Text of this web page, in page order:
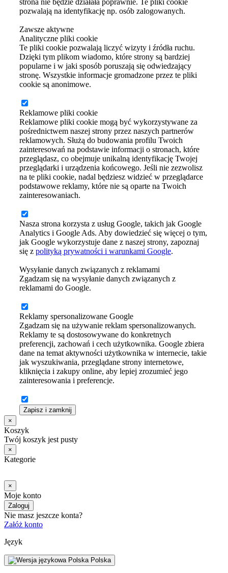
pozwalają na identyfikację np. osób zalogowanych.
Zawsze aktywne
Analityczne pliki cookie
Te pliki cookie pozwalają liczyć wizyty i źródła ruchu.
Dzięki tym plikom wiadomo, które strony są bardziej
popularne i w jaki sposób poruszają się odwiedzający
stronę. Wszystkie informacje gromadzone przez te pliki
cookie są anonimowe.
Reklamowe pliki cookie
Reklamowe pliki cookie mogą być wykorzystywane za
pośrednictwem naszej strony przez naszych partnerów
reklamowych. Służą do budowania profilu Twoich
zainteresowań na podstawie informacji o stronach, które
przeglądasz, co obejmuje unikalną identyfikację Twojej
przeglądarki i urządzenia końcowego. Jeśli nie zezwolisz
na te pliki cookie, nadal będziesz widzieć w przeglądarce
podstawowe reklamy, które nie są oparte na Twoich
zainteresowaniach.
Nasza strona korzysta z usług Google, takich jak Google
Analytics i Google Ads. Aby dowiedzieć się więcej o tym,
jak Google wykorzystuje dane z naszej strony, zapoznaj
się z polityką prywatności i warunkami Google.
Wysyłanie danych związanych z reklamami
Zgadzam się na wysyłanie danych związanych z
reklamami do Google.
Reklamy spersonalizowane Google
Zgadzam się na używanie reklam spersonalizowanych.
Reklamy te są dostosowywane do konkretnych
preferencji, zachowań i cech użytkownika. Google zbiera
dane na temat aktywności użytkownika w internecie, takie
jak wyszukiwania, przeglądane strony internetowe,
kliknięcia i zakupy online, aby lepiej zrozumieć jego
zainteresowania i preferencje.
Zapisz i zamknij
×
Koszyk
Twój koszyk jest pusty
×
Kategorie
×
Moje konto
Zaloguj
Nie masz jeszcze konta?
Załóż konto
Język
Polska